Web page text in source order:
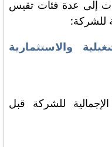
إلى عدة فئات تقيس
للشركة:
والاستثمارية
للشركة قبل